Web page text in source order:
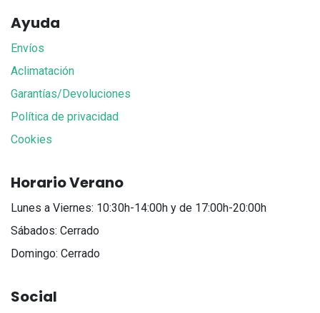
Ayuda
Envíos
Aclimatación
Garantías/Devoluciones
Política de privacidad
Cookies
Horario Verano
Lunes a Viernes: 10:30h-14:00h y de 17:00h-20:00h
Sábados: Cerrado
Domingo: Cerrado
Social